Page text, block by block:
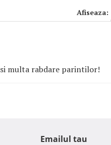
Afiseaza:
multa rabdare parintilor!
Emailul tau